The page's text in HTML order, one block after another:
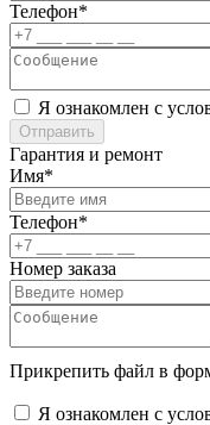
Телефон*
Я ознакомлен с
Отправить
Гарантия и ремонт
Имя*
Телефон*
Номер заказа
Прикрепить файл в
Я ознакомлен с